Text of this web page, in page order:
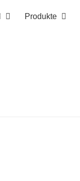
Produkte